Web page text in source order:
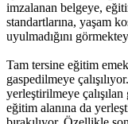
imzalanan belgeye,
standartlarına, yaşam
uyulmadığını
Tam tersine eğitim
gaspedilmeye
yerleştirilmeye
eğitim alanına da